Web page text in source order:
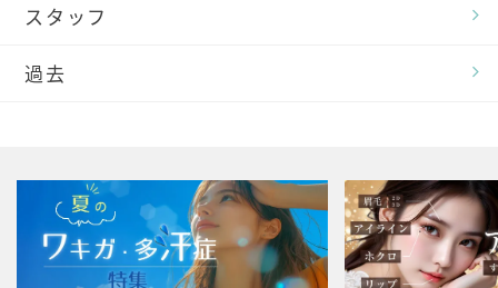
スタッフ
過去